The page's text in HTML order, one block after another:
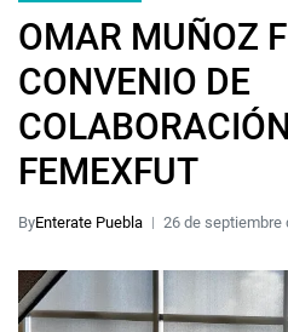
OMAR MUÑOZ
CONVENIO DE
FEMEXFUT
ByEnterate Puebla 26 de septiembre